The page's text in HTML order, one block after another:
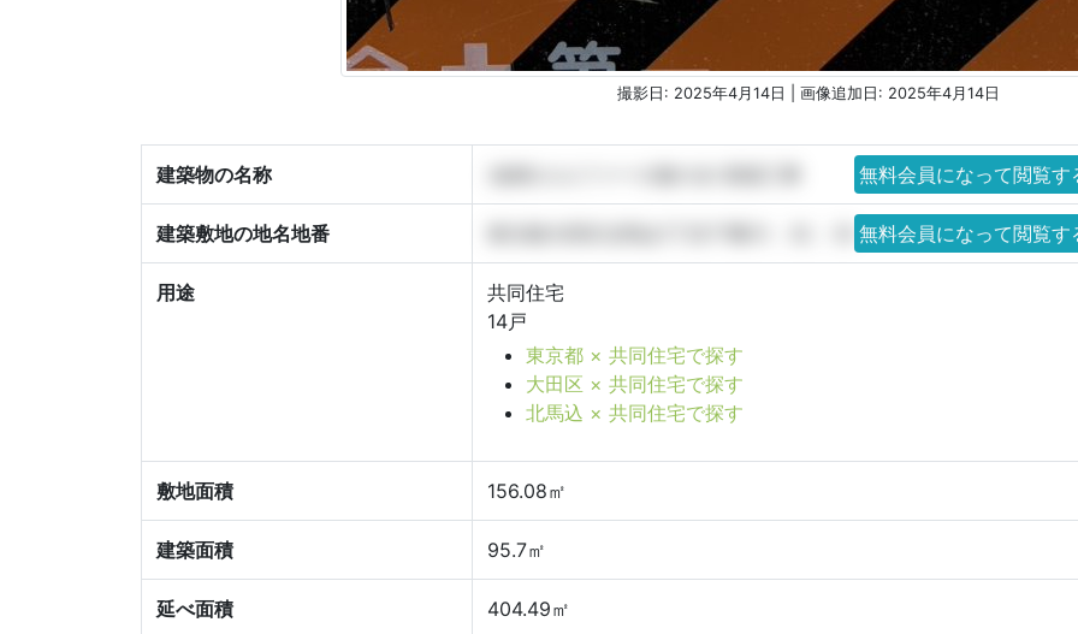
撮影日: 2025年4月14日 | 画像追加日: 2025年4月14日
建築物の名称 無料会員になって閲覧す
建築敷地の地名地番 無料会員になって閲覧す
用途
共同住宅
14戸
東京都 × 共同住宅で探す
大田区 × 共同住宅で探す
北馬込 × 共同住宅で探す
敷地面積 156.08㎡
建築面積 95.7㎡
延べ面積 404.49㎡